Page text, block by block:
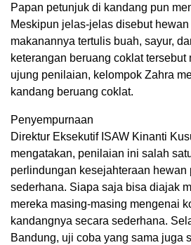
Papan petunjuk di kandang pun
Meskipun jelas-jelas disebut hewan
makanannya tertulis buah, sayur,
keterangan beruang coklat tersebut
ujung penilaian, kelompok Zahra
kandang beruang coklat.
Penyempurnaan
Direktur Eksekutif ISAW Kinanti
mengatakan, penilaian ini salah
perlindungan kesejahteraan hewan
sederhana. Siapa saja bisa diajak
mereka masing-masing mengenai
kandangnya secara sederhana.
Bandung, uji coba yang sama juga